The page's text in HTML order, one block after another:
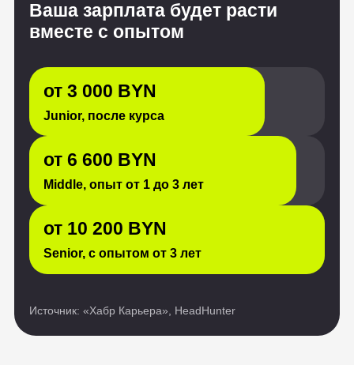
от 10 200 BYN
Возможности
наших
выпускников
безграничны
Истории обычных людей,
преобразивших свои жизни